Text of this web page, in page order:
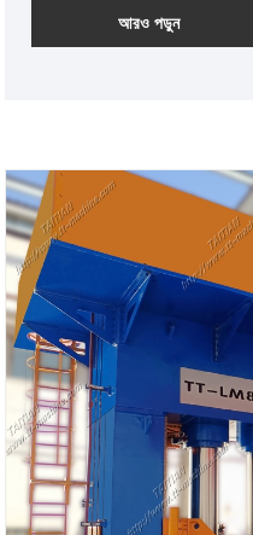
পেমেন্ট: T/T, L/C
পণ্যের উত্স: চীন
লিড সময়: 4-5 মাস
আরও পড়ুন